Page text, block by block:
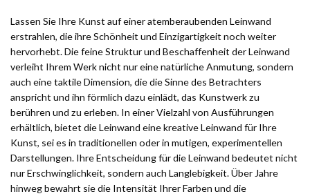
Lassen Sie Ihre Kunst auf einer atemberaubenden Leinwand
erstrahlen, die ihre Schönheit und Einzigartigkeit noch weiter
hervorhebt. Die feine Struktur und Beschaffenheit der Leinwand
verleiht Ihrem Werk nicht nur eine natürliche Anmutung, sondern
auch eine taktile Dimension, die die Sinne des Betrachters
anspricht und ihn förmlich dazu einlädt, das Kunstwerk zu
berühren und zu erleben. In einer Vielzahl von Ausführungen
erhältlich, bietet die Leinwand eine kreative Leinwand für Ihre
Kunst, sei es in traditionellen oder in mutigen, experimentellen
Darstellungen. Ihre Entscheidung für die Leinwand bedeutet nicht
nur Erschwinglichkeit, sondern auch Langlebigkeit. Über Jahre
hinweg bewahrt sie die Intensität Ihrer Farben und die